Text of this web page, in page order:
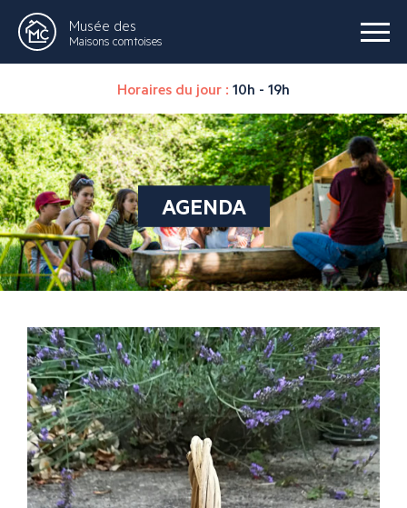
Musée des
Maisons comtoises
Horaires du jour : 10h - 19h
AGENDA